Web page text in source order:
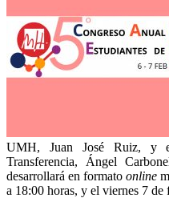
UMH, Juan José Ruiz, y
Transferencia, Ángel
desarrollará en formato online
a 18:00 horas, y el viernes 7 de